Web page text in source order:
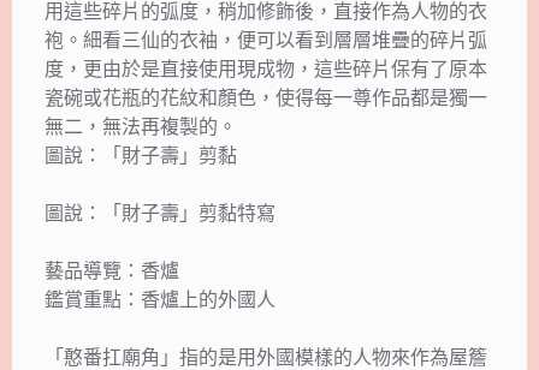
用這些碎片的弧度，稍加修飾後，直接作為人物的衣
袍。細看三仙的衣袖，便可以看到層層堆疊的碎片弧
度，更由於是直接使用現成物，這些碎片保有了原本
瓷碗或花瓶的花紋和顏色，使得每一尊作品都是獨一
無二，無法再複製的。
圖說：「財子壽」剪黏
圖說：「財子壽」剪黏特寫
藝品導覽：香爐
鑑賞重點：香爐上的外國人
「憨番扛廟角」指的是用外國模樣的人物來作為屋簷